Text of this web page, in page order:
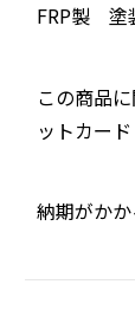
FRP製 塗
この商品
ットカー
納期がか